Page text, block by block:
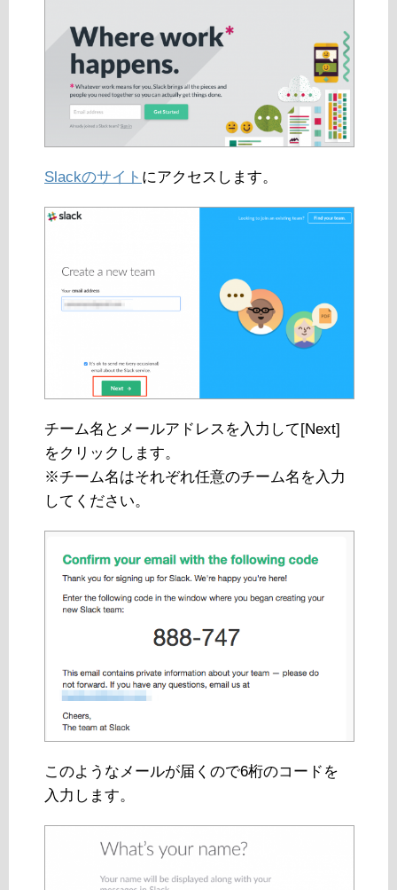
Slackのサイト にアクセスします。
チーム名とメールアドレスを入力して[Next]
をクリックします。
※チーム名はそれぞれ任意のチーム名を入力
してください。
このようなメールが届くので6桁のコードを
入力します。